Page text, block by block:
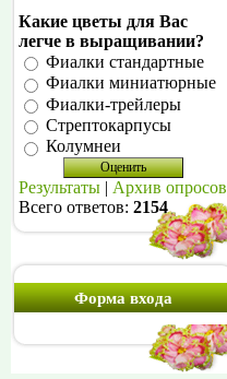
Какие цветы для Вас
легче в выращивании?
Фиалки стандартные
Фиалки миниатюрные
Фиалки-трейлеры
Стрептокарпусы
Колумнеи
Результаты
Архив опросов
Всего ответов: 2154
Форма входа